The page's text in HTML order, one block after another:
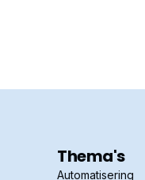
Thema's
Automatisering